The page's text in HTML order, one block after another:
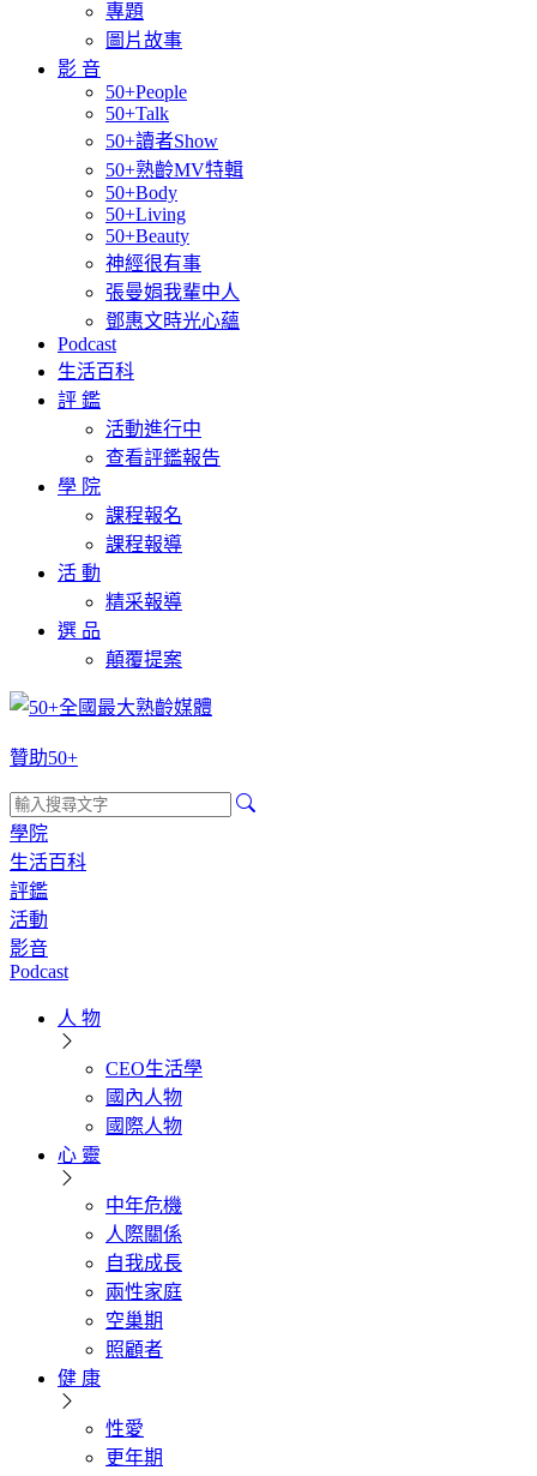
專題
圖片故事
影 音
50+People
50+Talk
50+讀者Show
50+熟齡MV特輯
50+Body
50+Living
50+Beauty
神經很有事
張曼娟我輩中人
鄧惠文時光心蘊
Podcast
生活百科
評 鑑
活動進行中
查看評鑑報告
學 院
課程報名
課程報導
活 動
精采報導
選 品
顛覆提案
贊助50+
學院
生活百科
評鑑
活動
影音
Podcast
人 物
CEO生活學
國內人物
國際人物
心 靈
中年危機
人際關係
自我成長
兩性家庭
空巢期
照顧者
健 康
性愛
更年期